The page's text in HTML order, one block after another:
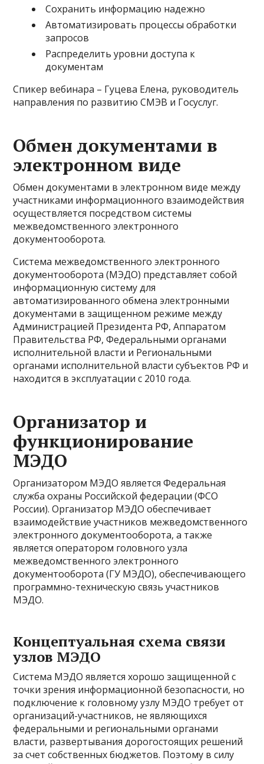
Сохранить информацию надежно
Автоматизировать процессы обработки
запросов
Распределить уровни доступа к
документам
Спикер вебинара – Гуцева Елена, руководитель
направления по развитию СМЭВ и Госуслуг.
Обмен документами в
электронном виде
Обмен документами в электронном виде между
участниками информационного взаимодействия
осуществляется посредством системы
межведомственного электронного
документооборота.
Система межведомственного электронного
документооборота (МЭДО) представляет собой
информационную систему для
автоматизированного обмена электронными
документами в защищенном режиме между
Администрацией Президента РФ, Аппаратом
Правительства РФ, Федеральными органами
исполнительной власти и Региональными
органами исполнительной власти субъектов РФ и
находится в эксплуатации с 2010 года.
Организатор и
функционирование
МЭДО
Организатором МЭДО является Федеральная
служба охраны Российской федерации (ФСО
России). Организатор МЭДО обеспечивает
взаимодействие участников межведомственного
электронного документооборота, а также
является оператором головного узла
межведомственного электронного
документооборота (ГУ МЭДО), обеспечивающего
программно-техническую связь участников
МЭДО.
Концептуальная схема связи
узлов МЭДО
Система МЭДО является хорошо защищенной с
точки зрения информационной безопасности, но
подключение к головному узлу МЭДО требует от
организаций-участников, не являющихся
федеральными и региональными органами
власти, развертывания дорогостоящих решений
за счет собственных бюджетов. Поэтому в силу